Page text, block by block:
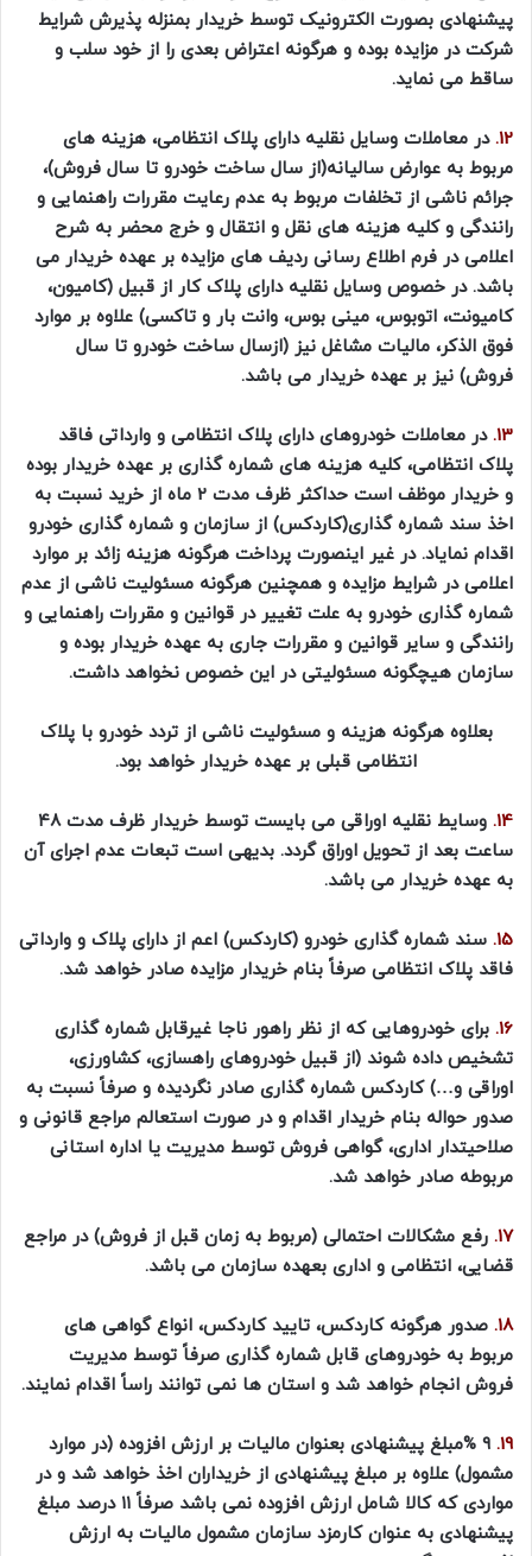
پیشنهادی بصورت الکترونیک توسط خریدار بمنزله پذیرش شرایط
شرکت در مزایده بوده و هرگونه اعتراض بعدی را از خود سلب و
ساقط می نماید.
12. در معاملات وسایل نقلیه دارای پلاک انتظامی، هزینه های
مربوط به عوارض سالیانه(از سال ساخت خودرو تا سال فروش)،
جرائم ناشی از تخلفات مربوط به عدم رعایت مقررات راهنمایی و
رانندگی و کلیه هزینه های نقل و انتقال و خرج محضر به شرح
اعلامی در فرم اطلاع رسانی ردیف های مزایده بر عهده خریدار می
باشد. در خصوص وسایل نقلیه دارای پلاک کار از قبیل (کامیون،
کامیونت، اتوبوس، مینی بوس، وانت بار و تاکسی) علاوه بر موارد
فوق الذکر، مالیات مشاغل نیز (ازسال ساخت خودرو تا سال
فروش) نیز بر عهده خریدار می باشد.
13. در معاملات خودروهای دارای پلاک انتظامی و وارداتی فاقد
پلاک انتظامی، کلیه هزینه های شماره گذاری بر عهده خریدار بوده
و خریدار موظف است حداکثر ظرف مدت 2 ماه از خرید نسبت به
اخذ سند شماره گذاری(کاردکس) از سازمان و شماره گذاری خودرو
اقدام نمایاد. در غیر اینصورت پرداخت هرگونه هزینه زائد بر موارد
اعلامی در شرایط مزایده و همچنین هرگونه مسئولیت ناشی از عدم
شماره گذاری خودرو به علت تغییر در قوانین و مقررات راهنمایی و
رانندگی و سایر قوانین و مقررات جاری به عهده خریدار بوده و
سازمان هیچگونه مسئولیتی در این خصوص نخواهد داشت.
بعلاوه هرگونه هزینه و مسئولیت ناشی از تردد خودرو با پلاک
انتظامی قبلی بر عهده خریدار خواهد بود.
14.
وسایط نقلیه اوراقی می بایست توسط خریدار ظرف مدت ۴۸
ساعت بعد از تحویل اوراق گردد. بدیهی است تبعات عدم اجرای آن
به عهده خریدار می باشد.
15. سند شماره گذاری خودرو (کاردکس) اعم از دارای پلاک و وارداتی
فاقد پلاک انتظامی صرفاً بنام خریدار مزایده صادر خواهد شد.
16. برای خودروهایی که از نظر راهور ناجا غیرقابل شماره گذاری
تشخیص داده شوند (از قبیل خودروهای راهسازی، کشاورزی،
اوراقی و…) کاردکس شماره گذاری صادر نگردیده و صرفاً نسبت به
صدور حواله بنام خریدار اقدام و در صورت استعالم مراجع قانونی و
صلاحیتدار اداری، گواهی فروش توسط مدیریت یا اداره استانی
مربوطه صادر خواهد شد.
17. رفع مشکالات احتمالی (مربوط به زمان قبل از فروش) در مراجع
قضایی، انتظامی و اداری بعهده سازمان می باشد.
18. صدور هرگونه کاردکس، تایید کاردکس، انواع گواهی های
مربوط به خودروهای قابل شماره گذاری صرفاً توسط مدیریت
فروش انجام خواهد شد و استان ها نمی توانند راساً اقدام نمایند.
19.
۹ %مبلغ پیشنهادی بعنوان مالیات بر ارزش افزوده (در موارد
مشمول) علاوه بر مبلغ پیشنهادی از خریداران اخذ خواهد شد و در
مواردی که کالا شامل ارزش افزوده نمی باشد صرفاً ۱۱ درصد مبلغ
پیشنهادی به عنوان کارمزد سازمان مشمول مالیات به ارزش